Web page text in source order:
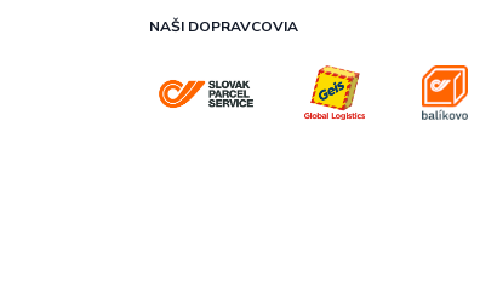
NAŠI DOPRAVCOVIA